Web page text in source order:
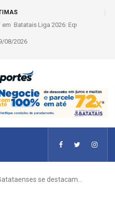
na Série Ouro e entidade define
e formato
08/2026
se destacam…